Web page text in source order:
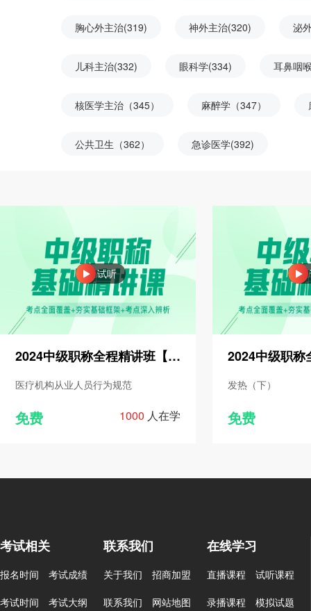
胸心外主治(319) 神外主治(320) 泌
儿科主治(332) 眼科学(334) 耳鼻咽
核医学主治（345） 麻醉学（347）
公共卫生（362） 急诊医学(392)
试听
2024中级职称全程精讲班【内科学（303）】
医疗机构从业人员行为规范
免费 1000 人在学
发热（下）
免费
考试相关
报名时间
考试成绩
考试时间
考试大纲
联系我们
关于我们
招商加盟
联系我们
网站地图
在线学习
直播课程
试听课程
录播课程
模拟试题